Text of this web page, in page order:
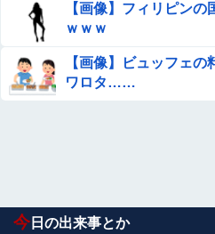
【画像】フィリピン
ｗｗｗ
【画像】ビュッフェ
ワロタ……
今 日の出来事とか